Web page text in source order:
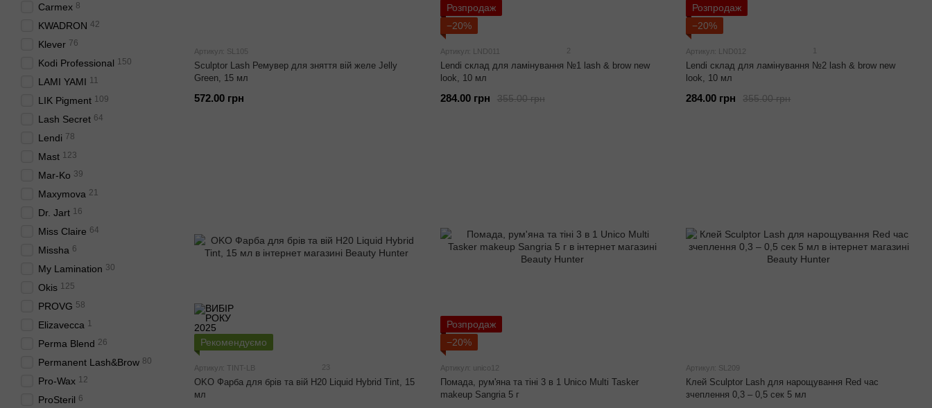
Артикул: SL105
Sculptor Lash Ремувер для зняття вій желе Jelly
Green, 15 мл
572.00 грн
Розпродаж
−20%
Артикул: LND011 2
Lendi склад для ламінування №1 lash & brow new
look, 10 мл
355.00 грн
284.00 грн
Розпродаж
−20%
Артикул: LND012
Lendi склад для ламінування №2 lash & brow new
look, 10 мл
355.00 грн
284.00 грн
Рекомендуємо
Артикул: TINT-LB 23
OKO Фарба для брів та вій H20 Liquid Hybrid Tint, 15
мл
Розпродаж
−20%
Артикул: unico12
Помада, рум'яна та тіні 3 в 1 Unico Multi Tasker
makeup Sangria 5 г
Артикул: SL209
Клей Sculptor Lash для нарощування Red час
зчеплення 0,3 – 0,5 сек 5 мл
Carmex 8
KWADRON 42
Klever 76
Kodi Professional 150
LAMI YAMI 11
LIK Pigment 109
Lash Secret 64
Lendi 78
Mast 123
Mar-Ko 39
Maxymova 21
Dr. Jart 16
Miss Claire 64
Missha 6
My Lamination 30
Okis 125
PROVG 58
Elizavecca 1
Perma Blend 26
Permanent Lash&Brow 80
Pro-Wax 12
ProSteril 6